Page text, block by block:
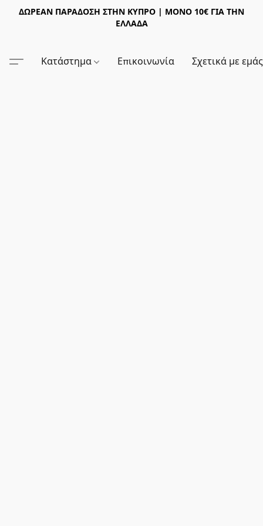
ΔΩΡΕΑΝ ΠΑΡΑΔΟΣΗ ΣΤΗΝ ΚΥΠΡΟ | ΜΟΝΟ 10€ ΓΙΑ ΤΗΝ
ΕΛΛΑΔΑ
Κατάστημα Επικοινωνία Σχετικά με εμάς